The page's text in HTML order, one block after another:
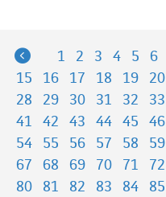
Previous
1 2 3 4 5 6
15
16 17 18 19 20
28
29 30 31 32 33
41
42 43 44 45 46
54
55 56 57 58 59
67
68 69 70 71 72
80
81 82 83 84 85